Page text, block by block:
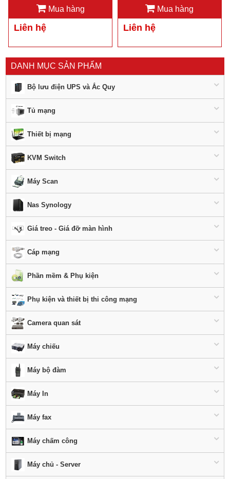
Mua hàng
Liên hệ
Mua hàng
Liên hệ
DANH MỤC SẢN PHẨM
Bộ lưu điện UPS và Ắc Quy
Tủ mạng
Thiết bị mạng
KVM Switch
Máy Scan
Nas Synology
Giá treo - Giá đỡ màn hình
Cáp mạng
Phần mềm & Phụ kiện
Phụ kiện và thiết bị thi công mạng
Camera quan sát
Máy chiếu
Máy bộ đàm
Máy In
Máy fax
Máy chấm công
Máy chủ - Server